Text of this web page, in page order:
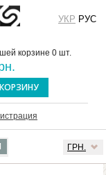
корзине 0 шт.
ГРН.
УКР РУС